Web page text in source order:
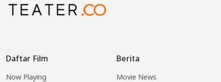
Daftar Film
Now Playing
Berita
Movie News